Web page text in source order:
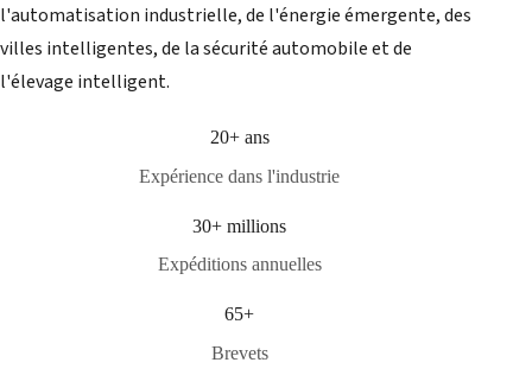
l'automatisation industrielle, de l'énergie émergente, des
villes intelligentes, de la sécurité automobile et de
l'élevage intelligent.
20+ ans
Expérience dans l'industrie
30+ millions
Expéditions annuelles
65+
Brevets